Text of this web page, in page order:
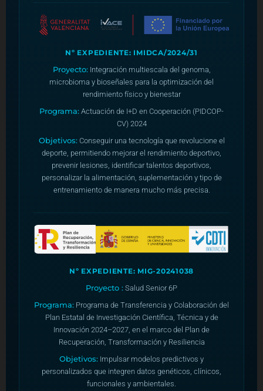
Nº EXPEDIENTE: IMIDCA/2024/31
Proyecto:Integración multiescala del genoma,
microbioma y bioseñales para la optimización del
rendimiento físico y bienestar
Programa: Actuación de I+D en Cooperación (PIDCOP-
CV) 2024
Objetivos:Conseguir una tecnología que revolucione el
deporte, permitiendo mejorar el rendimiento deportivo,
prevenir lesiones, identificar talentos deportivos,
personalizar la alimentación, suplementación y tipo de
entrenamiento de manera mucho más precisa.
Nº EXPEDIENTE: MIG-20241038
Proyecto : Salud Senior 6P
Programa: Programa de Transferencia y Colaboración del
Plan Estatal de Investigación Científica, Técnica y de
Innovación 2024–2027, en el marco del Plan de
Recuperación, Transformación y Resiliencia
Objetivos: Impulsar modelos predictivos y
personalizados que integren datos genéticos, clínicos,
funcionales y ambientales.